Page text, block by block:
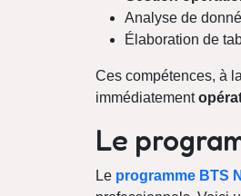
Analyse de
Élaboration de
Ces compétences, à
immédiatement
Le
Le programme BTS